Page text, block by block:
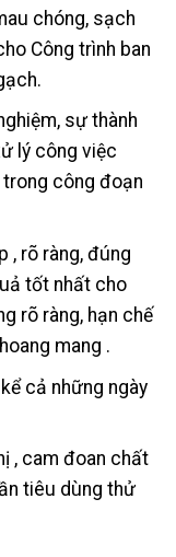
chóng, sạch
Công trình ban
sự thành
lý công việc
trong công đoạn
, rõ ràng, đúng
tốt nhất cho
rõ ràng, hạn chế
mang .
cả những ngày
, cam đoan chất
tiêu dùng thử